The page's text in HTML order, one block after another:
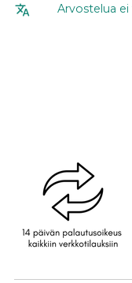
Arvostelua